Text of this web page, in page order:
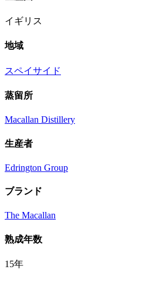
イギリス
地域
スペイサイド
蒸留所
Macallan Distillery
生産者
Edrington Group
ブランド
The Macallan
熟成年数
15年